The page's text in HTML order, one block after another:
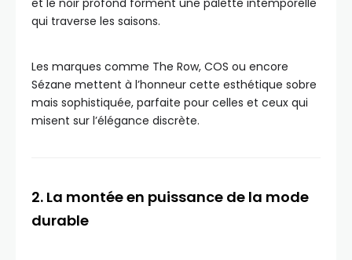
et le noir profond forment une palette intemporelle
qui traverse les saisons.
Les marques comme The Row, COS ou encore
Sézane mettent à l’honneur cette esthétique sobre
mais sophistiquée, parfaite pour celles et ceux qui
misent sur l’élégance discrète.
2. La montée en puissance de la mode
durable